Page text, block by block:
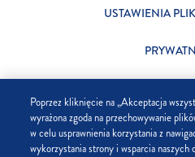
USTAWIENIA
Poprzez kliknięcie na „Akceptacja
wyrażona zgoda na przechowywanie
w celu usprawnienia korzystania z
wykorzystania strony i wsparcia naszych